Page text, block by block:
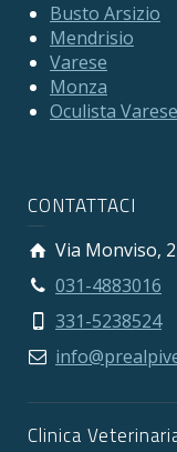
Busto Arsizio
Mendrisio
Varese
Monza
Oculista Varese
CONTATTACI
Via Monviso,
031-4883016
331-5238524
Clinica